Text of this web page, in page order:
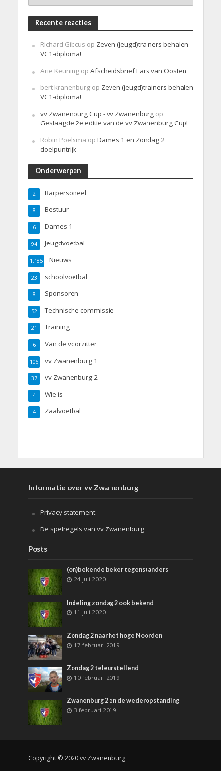
Recente reacties
Richard Gibcus op Zeven (jeugd)trainers behalen
VC1-diploma!
Arie Keuningop Afscheidsbrief Lars van Oosten
bert kranenburgop Zeven (jeugd)trainers behalen
VC1-diploma!
vv Zwanenburg Cup - vv Zwanenburgop
Geslaagde 2e editie van de vv Zwanenburg Cup!
Robin Poelsma op Dames 1 en Zondag 2
doelpuntrijk
Onderwerpen
Barpersoneel
2
Bestuur
8
Dames 1
6
Jeugdvoetbal
94
Nieuws
1.185
schoolvoetbal
23
Sponsoren
8
Technische commissie
52
Training
21
Van de voorzitter
6
vv Zwanenburg 1
105
vv Zwanenburg 2
37
Wie is
4
Zaalvoetbal
4
Informatie over vv Zwanenburg
Privacy statement
De spelregels van vv Zwanenburg
Posts
(on)bekende beker tegenstanders
24 juli 2020
Indeling zondag 2 ook bekend
11 juli 2020
Zondag 2 naar het hoge Noorden
17 februari 2019
Zondag 2 teleurstellend
10 februari 2019
Zwanenburg 2 en de wederopstanding
3 februari 2019
Copyright © 2020 vv Zwanenburg